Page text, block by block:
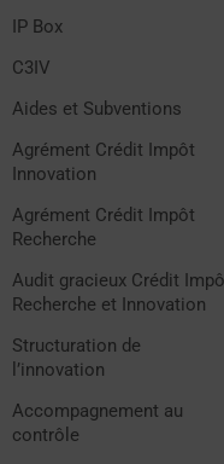
IP Box
C3IV
Aides et Subventions
Agrément Crédit Impôt
Innovation
Agrément Crédit Impôt
Recherche
Audit gracieux Crédit
Recherche et Innovation
Structuration de
l’innovation
Accompagnement au
contrôle